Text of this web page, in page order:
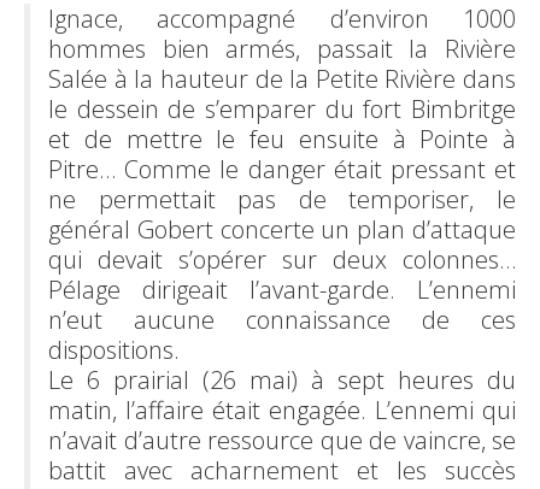
Ignace, accompagné d’environ 1000
hommes bien armés, passait la Rivière
Salée à la hauteur de la Petite Rivière dans
le dessein de s’emparer du fort Bimbritge
et de mettre le feu ensuite à Pointe à
Pitre… Comme le danger était pressant et
ne permettait pas de temporiser, le
général Gobert concerte un plan d’attaque
qui devait s’opérer sur deux colonnes…
Pélage dirigeait l’avant-garde. L’ennemi
n’eut aucune connaissance de ces
dispositions.
Le 6 prairial (26 mai) à sept heures du
matin, l’affaire était engagée. L’ennemi qui
n’avait d’autre ressource que de vaincre, se
battit avec acharnement et les succès